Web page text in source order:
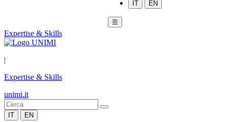
IT EN
☰
Expertise & Skills
|
Expertise & Skills
unimi.it
IT EN